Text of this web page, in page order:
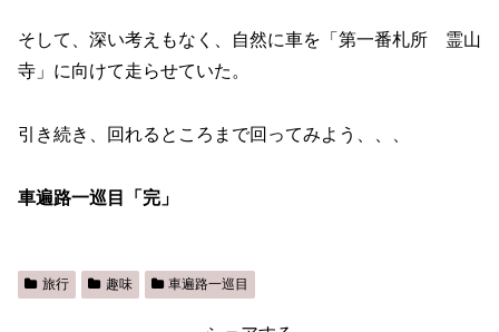
そして、深い考えもなく、自然に車を「第一番札所 霊山
寺」に向けて走らせていた。
引き続き、回れるところまで回ってみよう、、、
車遍路一巡目「完」
旅行 趣味 車遍路一巡目